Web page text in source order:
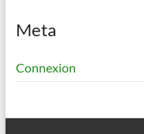
Meta
Connexion